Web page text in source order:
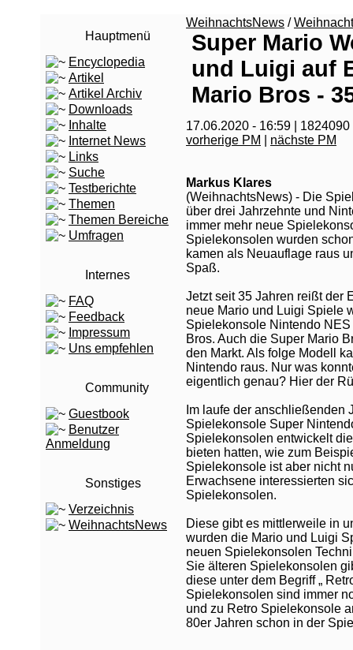
Hauptmenü
Encyclopedia
Artikel
Artikel Archiv
Downloads
Inhalte
Internet News
Links
Suche
Testberichte
Themen
Themen Bereiche
Umfragen
Internes
FAQ
Feedback
Impressum
Uns empfehlen
Community
Guestbook
Benutzer
Anmeldung
Sonstiges
Verzeichnis
WeihnachtsNews
WeihnachtsNews /
Super Mario
und Luigi auf
Mario Bros -
17.06.2020 - 16:59 | 1824090
vorherige PM
nächste PM
Markus Klares
(WeihnachtsNews) - Die
über drei Jahrzehnte und
immer mehr neue
Spielekonsolen wurden
kamen als Neuauflage raus
Spaß.
Jetzt seit 35 Jahren reißt der
neue Mario und Luigi Spiele
Spielekonsole Nintendo
Bros. Auch die Super Mario
den Markt. Als folge Modell
Nintendo raus. Nur was
eigentlich genau? Hier der
Im laufe der anschließenden
Spielekonsole Super
Spielekonsolen entwickelt
bieten hatten, wie zum
Spielekonsole ist aber nicht
Erwachsene interessierten
Spielekonsolen.
Diese gibt es mittlerweile in
wurden die Mario und Luigi
neuen Spielekonsolen
Sie älteren Spielekonsolen
diese unter dem Begriff „
Spielekonsolen sind immer
und zu Retro Spielekonsole
80er Jahren schon in der